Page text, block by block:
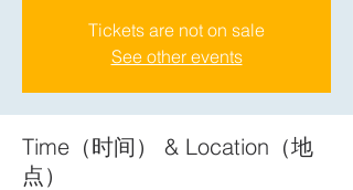
Tickets are not on sale
See other events
Time（时间） & Location（地
点）